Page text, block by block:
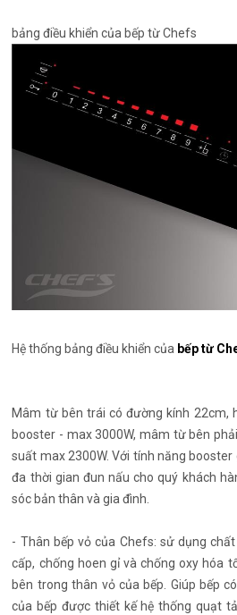
bảng điều khiển của bếp từ Chefs
Hệ thống bảng điều khiển của bếp từ
Mâm từ bên trái có đường kính 22cm,
booster - max 3000W, mâm từ bên
suất max 2300W. Với tính năng
đa thời gian đun nấu cho quý khách
sóc bản thân và gia đình.
- Thân bếp vỏ của Chefs: sử dụng
cấp, chống hoen gỉ và chống oxy hóa
bên trong thân vỏ của bếp. Giúp bếp
của bếp được thiết kế hệ thống quạt